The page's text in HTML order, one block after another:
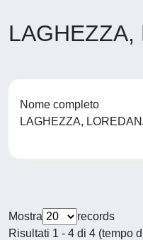
LAGHEZZA,
Nome completo
LAGHEZZA,
Mostra
records
Risultati 1 - 4 di 4 (tempo